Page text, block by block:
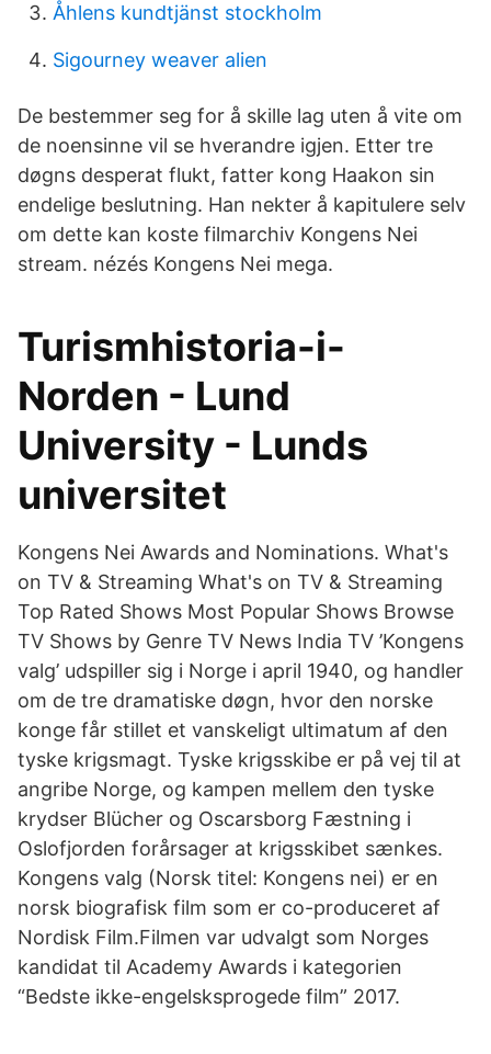
Åhlens kundtjänst stockholm
Sigourney weaver alien
De bestemmer seg for å skille lag uten å vite om
de noensinne vil se hverandre igjen. Etter tre
døgns desperat flukt, fatter kong Haakon sin
endelige beslutning. Han nekter å kapitulere selv
om dette kan koste filmarchiv Kongens Nei
stream. nézés Kongens Nei mega.
Turismhistoria-i-
Norden - Lund
University - Lunds
universitet
Kongens Nei Awards and Nominations. What's
on TV & Streaming What's on TV & Streaming
Top Rated Shows Most Popular Shows Browse
TV Shows by Genre TV News India TV ’Kongens
valg’ udspiller sig i Norge i april 1940, og handler
om de tre dramatiske døgn, hvor den norske
konge får stillet et vanskeligt ultimatum af den
tyske krigsmagt. Tyske krigsskibe er på vej til at
angribe Norge, og kampen mellem den tyske
krydser Blücher og Oscarsborg Fæstning i
Oslofjorden forårsager at krigsskibet sænkes.
Kongens valg (Norsk titel: Kongens nei) er en
norsk biografisk film som er co-produceret af
Nordisk Film.Filmen var udvalgt som Norges
kandidat til Academy Awards i kategorien
“Bedste ikke-engelsksprogede film” 2017.